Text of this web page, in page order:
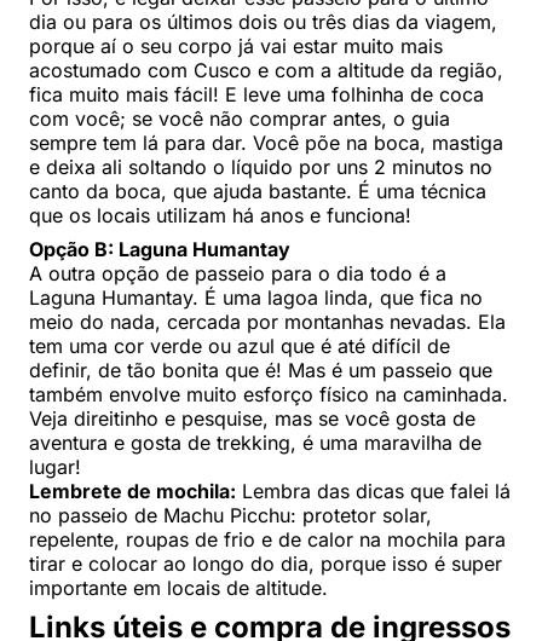
dia ou para os últimos dois ou três dias da viagem,
porque aí o seu corpo já vai estar muito mais
acostumado com Cusco e com a altitude da região,
fica muito mais fácil! E leve uma folhinha de coca
com você; se você não comprar antes, o guia
sempre tem lá para dar. Você põe na boca, mastiga
e deixa ali soltando o líquido por uns 2 minutos no
canto da boca, que ajuda bastante. É uma técnica
que os locais utilizam há anos e funciona!
Opção B: Laguna Humantay
A outra opção de passeio para o dia todo é a
Laguna Humantay. É uma lagoa linda, que fica no
meio do nada, cercada por montanhas nevadas. Ela
tem uma cor verde ou azul que é até difícil de
definir, de tão bonita que é! Mas é um passeio que
também envolve muito esforço físico na caminhada.
Veja direitinho e pesquise, mas se você gosta de
aventura e gosta de trekking, é uma maravilha de
lugar!
Lembrete de mochila: Lembra das dicas que falei lá
no passeio de Machu Picchu: protetor solar,
repelente, roupas de frio e de calor na mochila para
tirar e colocar ao longo do dia, porque isso é super
importante em locais de altitude.
Links úteis e compra de ingressos